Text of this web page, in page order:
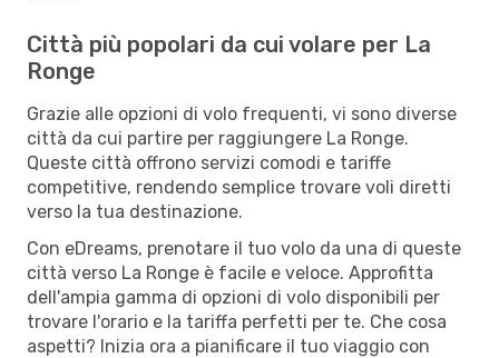
Città più popolari da cui volare per La
Ronge
Grazie alle opzioni di volo frequenti, vi sono diverse
città da cui partire per raggiungere La Ronge.
Queste città offrono servizi comodi e tariffe
competitive, rendendo semplice trovare voli diretti
verso la tua destinazione.
Con eDreams, prenotare il tuo volo da una di queste
città verso La Ronge è facile e veloce. Approfitta
dell'ampia gamma di opzioni di volo disponibili per
trovare l'orario e la tariffa perfetti per te. Che cosa
aspetti? Inizia ora a pianificare il tuo viaggio con